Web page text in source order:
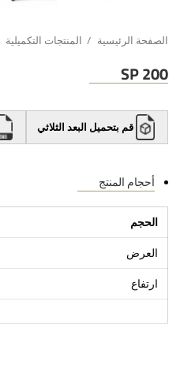
الصفحة الرئيسية المنتجات التكميلية
SP 200
قم بتحميل البعد الثلاثي
أحجام المنتج
الحجم
العرض
ارتفاع